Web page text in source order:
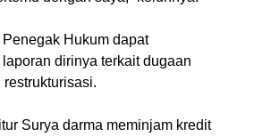
Hukum dapat
dirinya terkait dugaan
Surya darma meminjam kredit